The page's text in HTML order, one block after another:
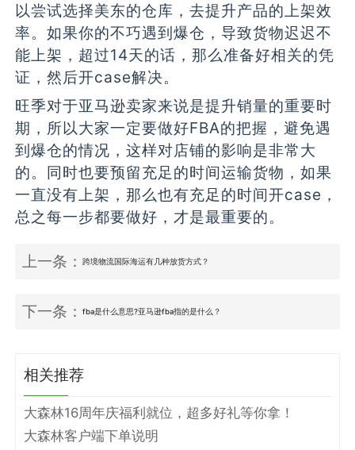
以尝试选择美东的仓库，去提升产品的上架效
率。如果你的不巧遇到爆仓，导致货物迟迟不
能上架，超过14天的话，那么准备好相关的凭
证，然后开case解决。
旺季对于亚马逊卖家来说是提升销量的重要时
期，所以大家一定要做好FBA的把握，避免遇
到爆仓的情况，这样对店铺的影响是非常大
的。同时也要预留充足的时间运输货物，如果
一直没有上架，那么也有充足的时间开case，
总之每一步都要做好，才是最重要的。
上一条：跨境物流国际海运有几种放货方式？
下一条：fba是什么意思?亚马逊fba指的是什么？
相关推荐
大森林16周年庆福利就位，超多好礼等你拿！
大森林客户端下单说明